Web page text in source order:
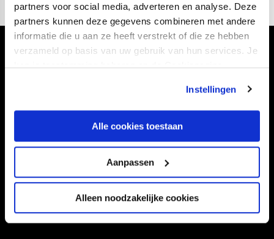
partners voor social media, adverteren en analyse. Deze
partners kunnen deze gegevens combineren met andere
informatie die u aan ze heeft verstrekt of die ze hebben
verzameld op basis van uw gebruik van hun services. Je
kan je toestemming beheren op de Cookiepagina.
Instellingen
Alle cookies toestaan
Aanpassen
Alleen noodzakelijke cookies
Volg ons ook via
Navigeer naar
CLUB
SUPPORTERS
FOUNDATION